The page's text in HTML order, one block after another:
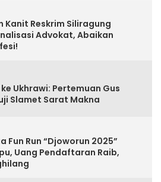
Kanit Reskrim Siliragung
Advokat, Abaikan
Ukhrawi: Pertemuan Gus
Slamet Sarat Makna
Fun Run “Djoworun 2025”
Uang Pendaftaran Raib,